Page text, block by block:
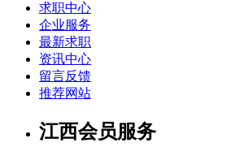
求职中心
企业服务
最新求职
资讯中心
留言反馈
推荐网站
江西会员服务